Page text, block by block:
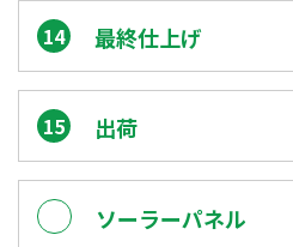
14 最終仕上げ
15 出荷
ソーラーパネル